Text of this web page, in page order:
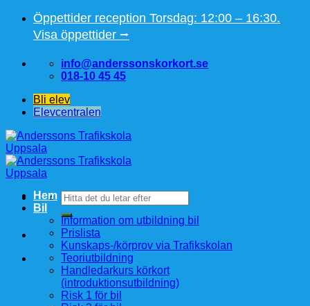
Skip
content
Öppettider reception Torsdag: 12:00 – 16:30.
Visa öppettider ⭢
info@anderssonskorkort.se
018-10 45 45
Bli elev
Elevcentralen
Sök
efter:
Hem
Bil
Information om utbildning bil
Prislista
Kunskaps-/körprov via Trafikskolan
Teoriutbildning
Handledarkurs körkort
(introduktionsutbildning)
Risk 1 för bil